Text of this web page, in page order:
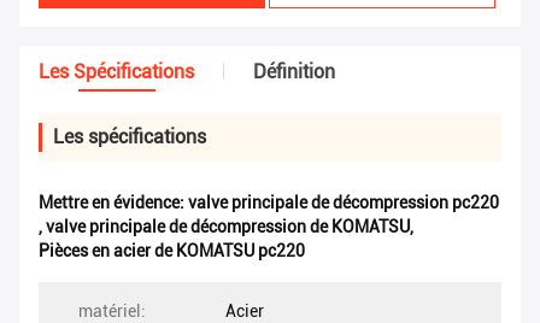
Les Spécifications Définition
Les spécifications
Mettre en évidence: valve principale de décompression pc220
,valve principale de décompression de KOMATSU,
Pièces en acier de KOMATSU pc220
matériel: Acier